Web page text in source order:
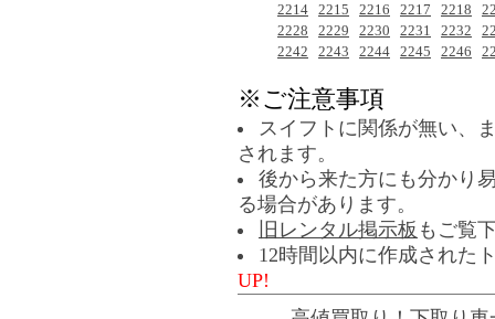
2214 2215 2216 2217 2218
2228
2229 2230 2231 2232
2242
2243 2244 2245 2246
※ご注意事項
スイフトに関係が無い、
されます。
後から来た方にも分かり
る場合があります。
旧レンタル掲示板 もご覧
12時間以内に作成された
UP!